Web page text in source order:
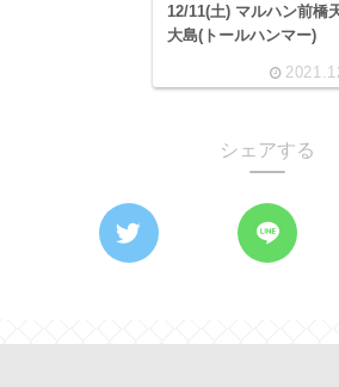
12/11(土) マルハン前橋天
大島(トールハンマー)
シェアする